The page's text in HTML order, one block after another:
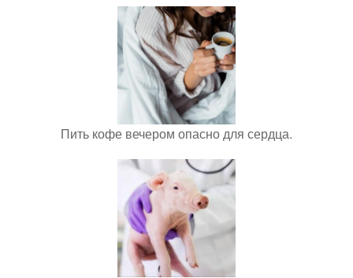
Пить кофе вечером опасно для сердца.